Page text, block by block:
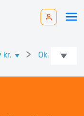
kr. > Ok. Šumperk